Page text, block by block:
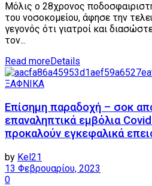
Μόλις ο 28χρονος
του νοσοκομείου, άφησε την
γεγονός ότι γιατροί και
τον...
Read moreDetails
ΞΑΦΝΙΚΑ
Επίσημη παραδοχή – σοκ
επαναληπτικά εμβόλια
προκαλούν εγκεφαλικά
by Kel21
13 Φεβρουαρίου, 2023
0